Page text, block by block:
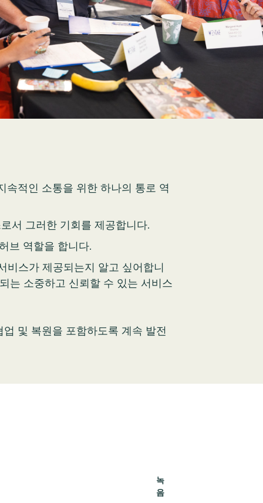
적인 소통을 위한 하나의 통로 역
서 그러한 기회를 제공합니다.
브 역할을 합니다.
스가 제공되는지 알고 싶어합니
는 소중하고 신뢰할 수 있는 서비스
및 복원을 포함하도록 계속 발전
녹
음